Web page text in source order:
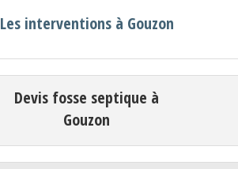
Les interventions à Gouzon
Devis fosse septique à
Gouzon